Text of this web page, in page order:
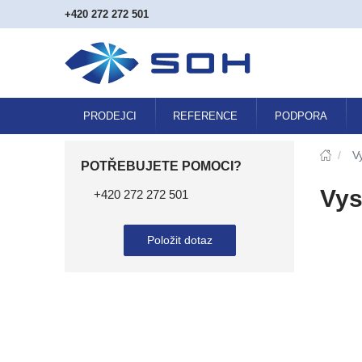
+420 272 272 501
PRODEJCI REFERENCE PODPORA
/
POTŘEBUJETE POMOCI?
+420 272 272 501
Položit dotaz